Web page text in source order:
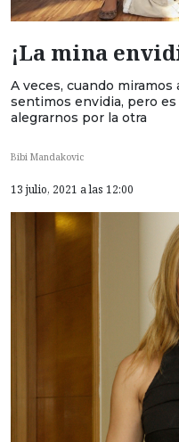
¡La mina
A veces, cuando
sentimos envidia, pero es
alegrarnos por la otra
Bibi Mandakovic
13 julio, 2021 a las 12:00